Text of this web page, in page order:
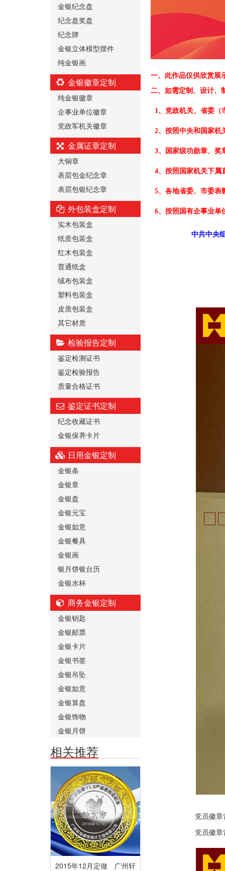
金银纪念盘
纪念盘奖盘
纪念牌
金银立体模型摆件
纯金银画
金银徽章定制
纯金银徽章
企事业单位徽章
党政军机关徽章
金属证章定制
大铜章
表层包金纪念章
表层包银纪念章
外包装盒定制
实木包装盒
纸质包装盒
红木包装盒
普通纸盒
绒布包装盒
塑料包装盒
皮质包装盒
其它材质
检验报告定制
鉴定检测证书
鉴定检验报告
质量合格证书
鉴定证书定制
纪念收藏证书
金银保养卡片
日用金银定制
金银条
金银章
金银盘
金银元宝
金银如意
金银餐具
金银画
银月饼银台历
金银水杯
商务金银定制
金银钥匙
金银邮票
金银卡片
金银书签
金银吊坠
金银如意
金银算盘
金银饰物
金银月饼
相关推荐
2015年12月定做 广州轩
一、 此作品仅供欣赏展
二、 如需定制、设计、
1、党政机关、省委（
2、按照中央和国家机
3、国家级功勋章、奖
4、按照国家机关下属
5、各地省委、市委表
6、按照国有企事业单
中共中央
党员徽章背面：标
党员徽章背面：